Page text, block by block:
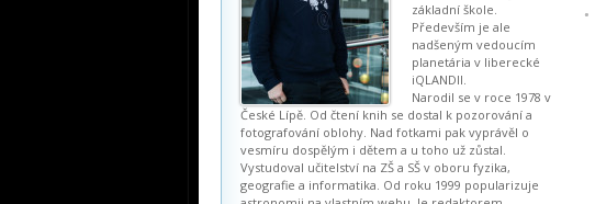
základní škole.
Především je ale
nadšeným vedoucím
planetária v liberecké
iQLANDII.
Narodil se v roce 1978 v
České Lípě. Od čtení knih se dostal k pozorování a
fotografování oblohy. Nad fotkami pak vyprávěl o
vesmíru dospělým i dětem a u toho už zůstal.
Vystudoval učitelství na ZŠ a SŠ v oboru fyzika,
geografie a informatika. Od roku 1999 popularizuje